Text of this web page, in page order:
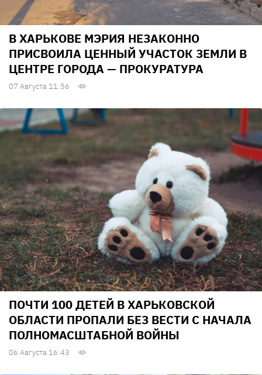
В ХАРЬКОВЕ МЭРИЯ НЕЗАКОННО
ПРИСВОИЛА ЦЕННЫЙ УЧАСТОК ЗЕМЛИ В
ЦЕНТРЕ ГОРОДА — ПРОКУРАТУРА
07 Августа 11:56
ПОЧТИ 100 ДЕТЕЙ В ХАРЬКОВСКОЙ
ОБЛАСТИ ПРОПАЛИ БЕЗ ВЕСТИ С НАЧАЛА
ПОЛНОМАСШТАБНОЙ ВОЙНЫ
06 Августа 16:43